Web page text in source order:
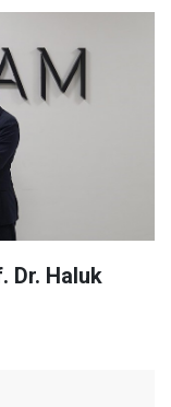
Dr. Haluk